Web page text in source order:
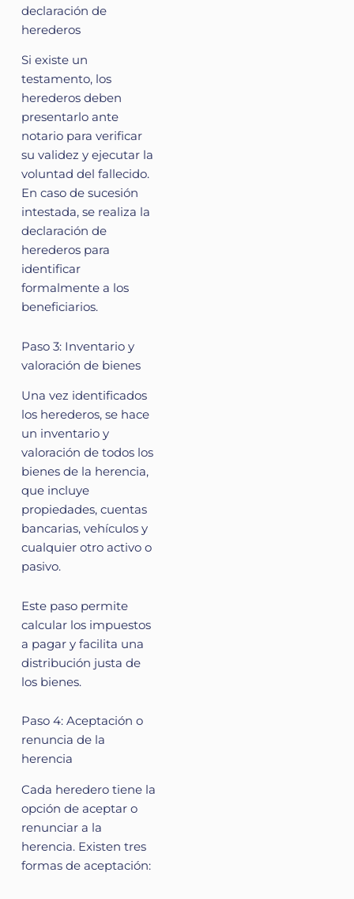
declaración de
herederos
Si existe un
testamento, los
herederos deben
presentarlo ante
notario para verificar
su validez y ejecutar la
voluntad del fallecido.
En caso de sucesión
intestada, se realiza la
declaración de
herederos para
identificar
formalmente a los
beneficiarios.
Paso 3: Inventario y
valoración de bienes
Una vez identificados
los herederos, se hace
un inventario y
valoración de todos los
bienes de la herencia,
que incluye
propiedades, cuentas
bancarias, vehículos y
cualquier otro activo o
pasivo.
Este paso permite
calcular los impuestos
a pagar y facilita una
distribución justa de
los bienes.
Paso 4: Aceptación o
renuncia de la
herencia
Cada heredero tiene la
opción de aceptar o
renunciar a la
herencia. Existen tres
formas de aceptación: